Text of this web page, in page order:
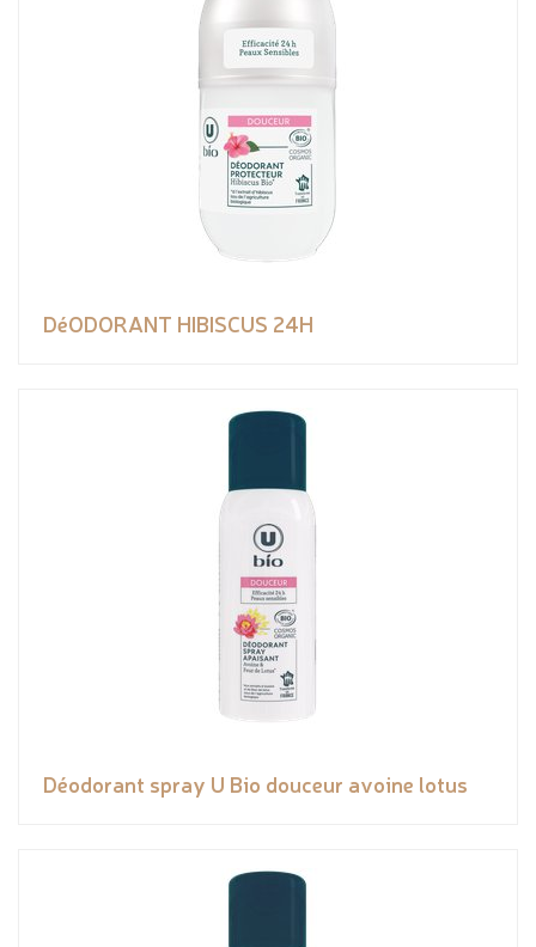
DéODORANT HIBISCUS 24H
Déodorant spray U Bio douceur avoine lotus